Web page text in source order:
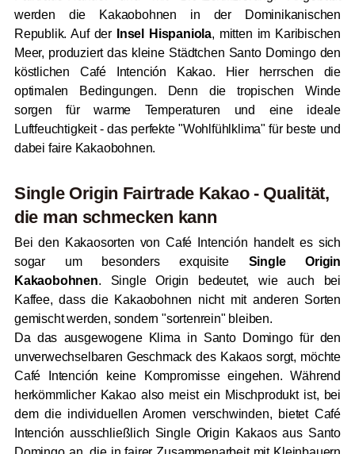
werden die Kakaobohnen in der Dominikanischen
Republik. Auf der
Insel Hispaniola, mitten im Karibischen
Meer, produziert das kleine Städtchen Santo Domingo den
köstlichen Café Intención Kakao. Hier herrschen die
optimalen Bedingungen. Denn die tropischen Winde
sorgen für warme Temperaturen und eine ideale
Luftfeuchtigkeit - das perfekte "Wohlfühlklima" für beste und
dabei faire Kakaobohnen.
Single Origin Fairtrade Kakao - Qualität,
die man schmecken kann
Bei den Kakaosorten von Café Intención handelt es sich
sogar um besonders exquisite Single Origin
Kakaobohnen. Single Origin bedeutet, wie auch bei
Kaffee, dass die Kakaobohnen nicht mit anderen Sorten
gemischt werden, sondern "sortenrein" bleiben.
Da das ausgewogene Klima in Santo Domingo für den
unverwechselbaren Geschmack des Kakaos sorgt, möchte
Café Intención keine Kompromisse eingehen. Während
herkömmlicher Kakao also meist ein Mischprodukt ist, bei
dem die individuellen Aromen verschwinden, bietet Café
Intención ausschließlich Single Origin Kakaos aus Santo